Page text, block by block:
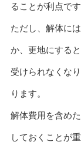
ることが利点です
ただし、解体に
か、更地にする
受けられなくな
ります。
解体費用を含め
しておくことが重